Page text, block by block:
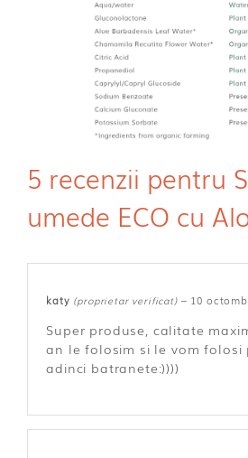
5 recenzii pentru
umede ECO cu
katy (proprietar verificat) – 10
Super produse, calitate
an le folosim si le vom folosi
adinci batranete:))))